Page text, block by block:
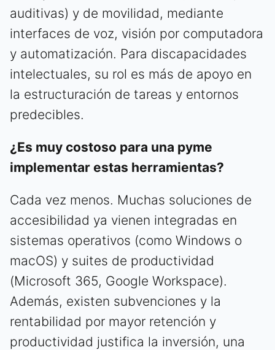
auditivas) y de movilidad, mediante
interfaces de voz, visión por computadora
y automatización. Para discapacidades
intelectuales, su rol es más de apoyo en
la estructuración de tareas y entornos
predecibles.
¿Es muy costoso para una pyme
implementar estas herramientas?
Cada vez menos. Muchas soluciones de
accesibilidad ya vienen integradas en
sistemas operativos (como Windows o
macOS) y suites de productividad
(Microsoft 365, Google Workspace).
Además, existen subvenciones y la
rentabilidad por mayor retención y
productividad justifica la inversión, una